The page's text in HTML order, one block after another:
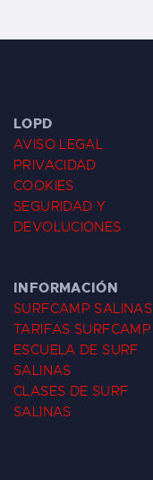
LOPD
AVISO LEGAL
PRIVACIDAD
COOKIES
SEGURIDAD Y
DEVOLUCIONES
INFORMACIÓN
SURFCAMP SALINAS
TARIFAS SURFCAMP
ESCUELA DE SURF
SALINAS
CLASES DE SURF
SALINAS